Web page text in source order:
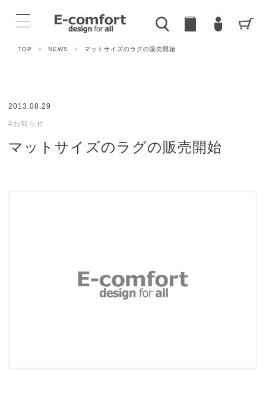
TOP > NEWS > マットサイズのラグの販売開始
2013.08.29
#お知らせ
マットサイズのラグの販売開始